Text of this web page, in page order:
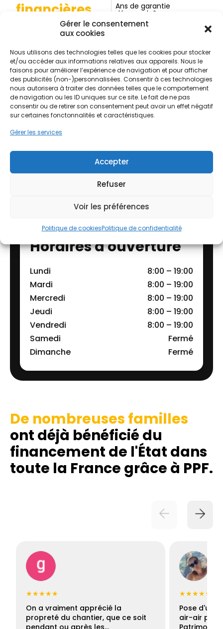
Gérer le consentement
aux cookies
Nous utilisons des technologies telles que les cookies pour stocker
et/ou accéder aux informations relatives aux appareils. Nous le
faisons pour améliorer l’expérience de navigation et pour afficher
des publicités (non-)personnalisées. Consentir à ces technologies
nous autorisera à traiter des données telles que le comportement
de navigation ou les ID uniques sur ce site. Le fait de ne pas
consentir ou de retirer son consentement peut avoir un effet négatif
sur certaines fonctonnalités et caractéristiques.
Gérer les services
Accepter
Refuser
Voir les préférences
Politique de cookiesPolitique de confidentialité
financières
Possibles pour votre
en vigueur.
Ans de garantie
décennale*
conditions du contrat.
Contactez-nous
21 Rue Claude Henri Gorceix 87280
05 35 54 06 42
Horaires d'ouverture
Lundi
8:00 – 19:00
Mardi
8:00 – 19:00
Mercredi
8:00 – 19:00
Jeudi
8:00 – 19:00
Vendredi
8:00 – 19:00
Samedi
Fermé
Dimanche
Fermé
De nombreuses familles
ont déjà bénéficié du
financement de l'État dans
toute la France grâce à PPF.
★★★★★
On a vraiment apprécié la
propreté du chantier, que ce soit
pendant ou après les…
★★★★★
Pose d'une
air-air par
Patrimoine